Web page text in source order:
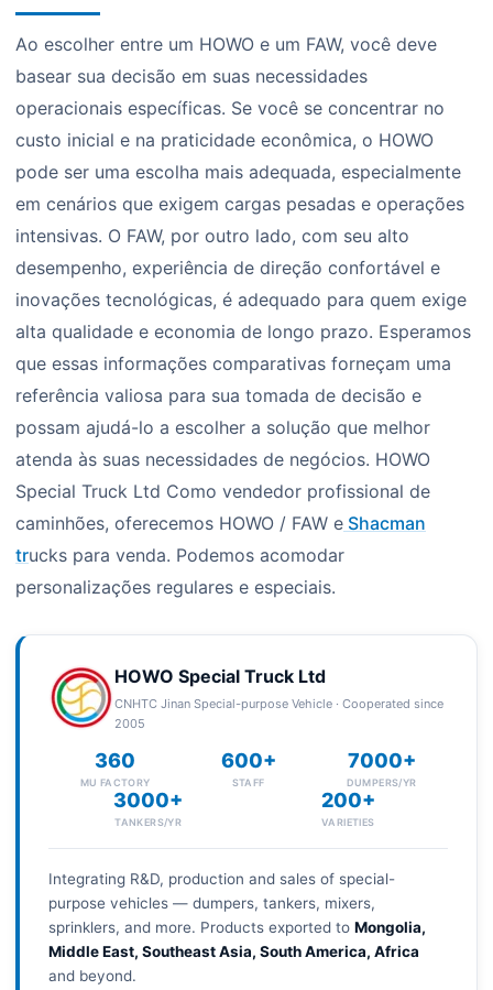
Ao escolher entre um HOWO e um FAW, você deve
basear sua decisão em suas necessidades
operacionais específicas. Se você se concentrar no
custo inicial e na praticidade econômica, o HOWO
pode ser uma escolha mais adequada, especialmente
em cenários que exigem cargas pesadas e operações
intensivas. O FAW, por outro lado, com seu alto
desempenho, experiência de direção confortável e
inovações tecnológicas, é adequado para quem exige
alta qualidade e economia de longo prazo. Esperamos
que essas informações comparativas forneçam uma
referência valiosa para sua tomada de decisão e
possam ajudá-lo a escolher a solução que melhor
atenda às suas necessidades de negócios. HOWO
Special Truck Ltd Como vendedor profissional de
caminhões, oferecemos HOWO / FAW e Shacman
trucks para venda. Podemos acomodar
personalizações regulares e especiais.
HOWO Special Truck Ltd
CNHTC Jinan Special-purpose Vehicle · Cooperated since
2005
360
MU FACTORY
600+
STAFF
7000+
DUMPERS/YR
3000+
TANKERS/YR
200+
VARIETIES
Integrating R&D, production and sales of special-
purpose vehicles — dumpers, tankers, mixers,
sprinklers, and more. Products exported to Mongolia,
Middle East, Southeast Asia, South America, Africa
and beyond.